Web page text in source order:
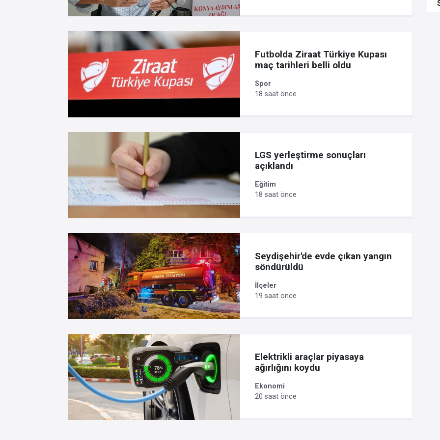
Futbolda Ziraat Türkiye Kupası
maç tarihleri belli oldu
Spor
18 saat önce
LGS yerleştirme sonuçları
açıklandı
Eğitim
18 saat önce
Seydişehir'de evde çıkan yangın
söndürüldü
İlçeler
19 saat önce
Elektrikli araçlar piyasaya
ağırlığını koydu
Ekonomi
20 saat önce